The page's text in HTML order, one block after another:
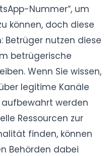
Nummer“, um
können, doch diese
Betrüger nutzen diese
betrügerische
Wenn Sie wissen,
legitime Kanäle
werden
Ressourcen zur
finden, können
Behörden dabei